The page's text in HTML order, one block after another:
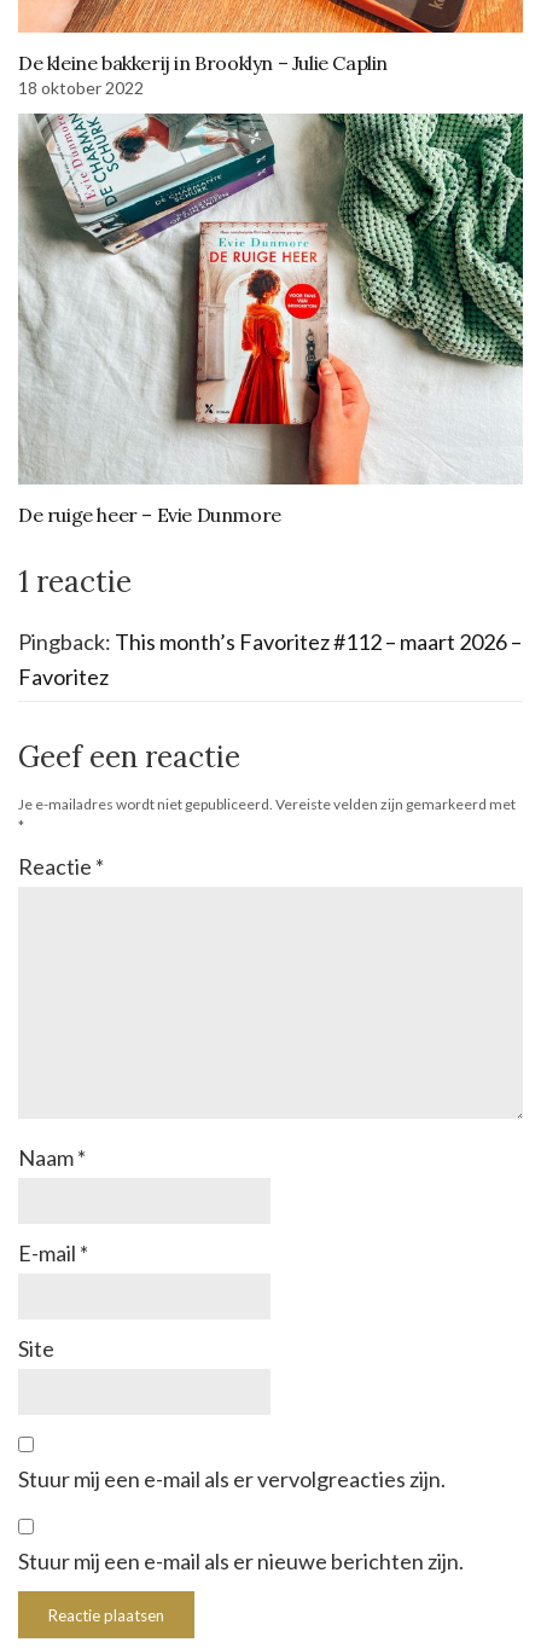
De kleine bakkerij in Brooklyn – Julie Caplin
18 oktober 2022
De ruige heer – Evie Dunmore
1 reactie
Pingback: This month’s Favoritez #112 – maart 2026 –
Favoritez
Geef een reactie
Je e-mailadres wordt niet gepubliceerd. Vereiste velden zijn gemarkeerd met
*
Reactie *
Naam*
E-mail *
Site
Stuur mij een e-mail als er vervolgreacties zijn.
Stuur mij een e-mail als er nieuwe berichten zijn.